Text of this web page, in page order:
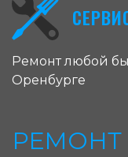
Ремонт любой
Оренбурге
РЕМОНТ